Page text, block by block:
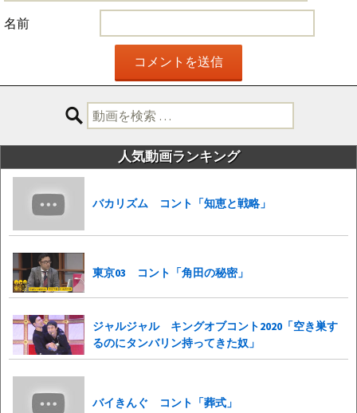
名前
検
索:
人気動画ランキング
バカリズム コント「知恵と戦略」
東京03 コント「角田の秘密」
ジャルジャル キングオブコント2020「空き巣す
るのにタンバリン持ってきた奴」
バイきんぐ コント「葬式」